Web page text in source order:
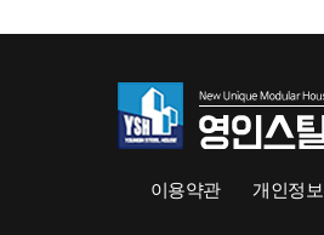
이용약관 개인정